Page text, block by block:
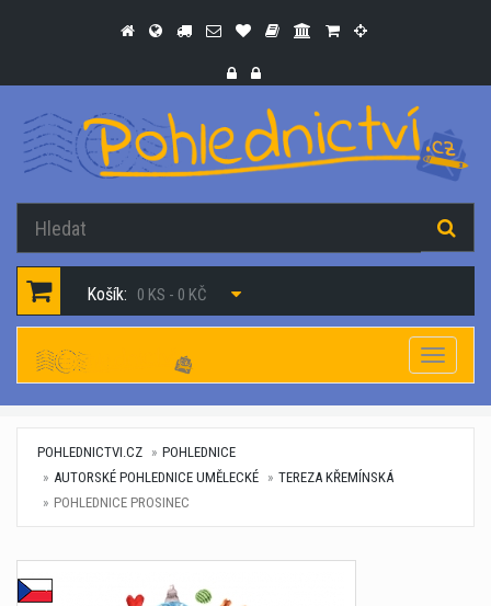
Košík: 0 KS - 0 KČ
POHLEDNICTVI.CZ
POHLEDNICE
AUTORSKÉ POHLEDNICE UMĚLECKÉ
TEREZA KŘEMÍNSKÁ
POHLEDNICE PROSINEC